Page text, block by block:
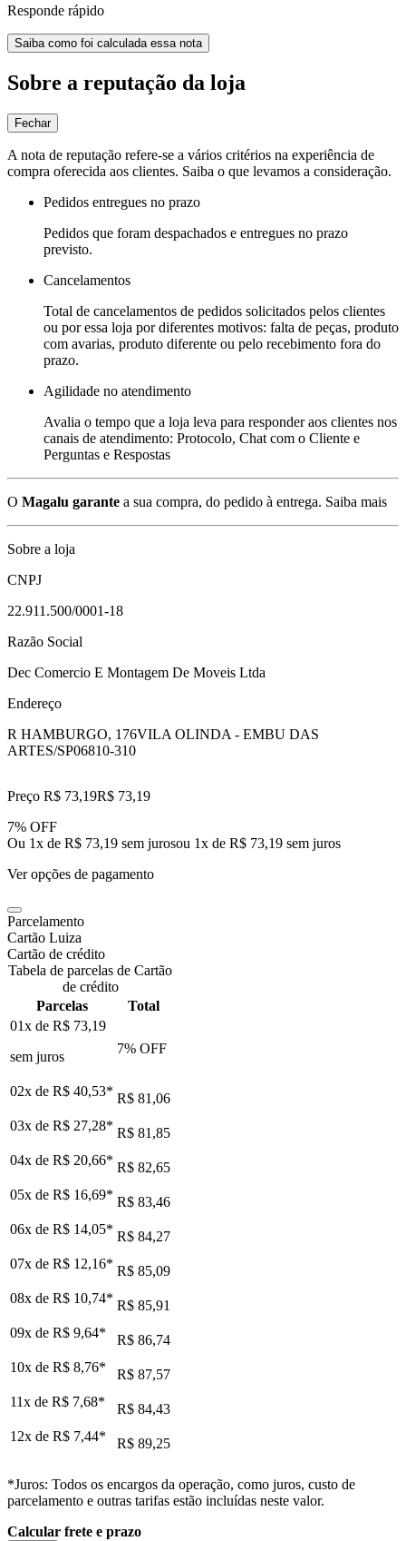
Responde rápido
Saiba como foi calculada essa nota
Sobre a reputação da loja
Fechar
A nota de reputação refere-se a vários critérios na experiência de
compra oferecida aos clientes. Saiba o que levamos a consideração.
Pedidos entregues no prazo
Pedidos que foram despachados e entregues no prazo
previsto.
Cancelamentos
Total de cancelamentos de pedidos solicitados pelos clientes
ou por essa loja por diferentes motivos: falta de peças, produto
com avarias, produto diferente ou pelo recebimento fora do
prazo.
Agilidade no atendimento
Avalia o tempo que a loja leva para responder aos clientes nos
canais de atendimento: Protocolo, Chat com o Cliente e
Perguntas e Respostas
O Magalu garante a sua compra, do pedido à entrega. Saiba mais
Sobre a loja
CNPJ
22.911.500/0001-18
Razão Social
Dec Comercio E Montagem De Moveis Ltda
Endereço
R HAMBURGO, 176VILA OLINDA - EMBU DAS
ARTES/SP06810-310
Preço R$ 73,19R$ 73,19
7% OFF
Ou 1x de R$ 73,19 sem jurosou 1x de R$ 73,19 sem juros
Ver opções de pagamento
Parcelamento
Cartão Luiza
Cartão de crédito
Tabela de parcelas de Cartão
de crédito
Parcelas
Total
01x de R$ 73,19
sem juros
7% OFF
02x de R$ 40,53* R$ 81,06
03x de R$ 27,28* R$ 81,85
04x de R$ 20,66* R$ 82,65
05x de R$ 16,69* R$ 83,46
06x de R$ 14,05* R$ 84,27
07x de R$ 12,16* R$ 85,09
08x de R$ 10,74* R$ 85,91
09x de R$ 9,64*
R$ 86,74
10x de R$ 8,76*
R$ 87,57
11x de R$ 7,68*
R$ 84,43
12x de R$ 7,44* R$ 89,25
*Juros: Todos os encargos da operação, como juros, custo de
parcelamento e outras tarifas estão incluídas neste valor.
Calcular frete e prazo